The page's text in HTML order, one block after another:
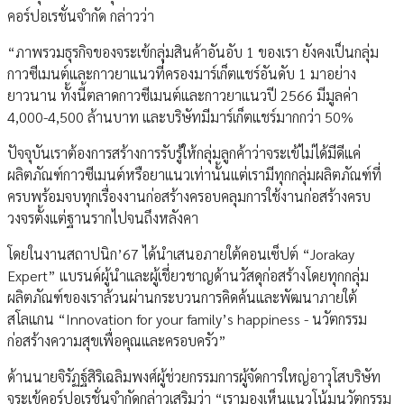
คอร์ปอเรชั่นจำกัด กล่าวว่า
“ภาพรวมธุรกิจของจระเข้กลุ่มสินค้าอันอับ 1 ของเรา ยังคงเป็นกลุ่ม
กาวซีเมนต์และกาวยาแนวที่ครองมาร์เก็ตแชร์อันดับ 1 มาอย่าง
ยาวนาน ทั้งนี้ตลาดกาวซีเมนต์และกาวยาแนวปี 2566 มีมูลค่า
4,000-4,500 ล้านบาท และบริษัทมีมาร์เก็ตแชร์มากกว่า 50%
ปัจจุบันเราต้องการสร้างการรับรู้ให้กลุ่มลูกค้าว่าจระเข้ไม่ได้มีดีแค่
ผลิตภัณฑ์กาวซีเมนต์หรือยาแนวเท่านั้นแต่เรามีทุกกลุ่มผลิตภัณฑ์ที่
ครบพร้อมจบทุกเรื่องงานก่อสร้างครอบคลุมการใช้งานก่อสร้างครบ
วงจรตั้งแต่ฐานรากไปจนถึงหลังคา
โดยในงานสถาปนิก’67 ได้นำเสนอภายใต้คอนเซ็ปต์ “Jorakay
Expert” แบรนด์ผู้นำและผู้เชี่ยวชาญด้านวัสดุก่อสร้างโดยทุกกลุ่ม
ผลิตภัณฑ์ของเราล้วนผ่านกระบวนการคิดค้นและพัฒนาภายใต้
สโลแกน “Innovation for your family’s happiness - นวัตกรรม
ก่อสร้างความสุขเพื่อคุณและครอบครัว”
ด้านนายจิรัฏฐ์สิริเฉลิมพงศ์ผู้ช่วยกรรมการผู้จัดการใหญ่อาวุโสบริษัท
จระเข้คอร์ปอเรชั่นจำกัดกล่าวเสริมว่า “เรามองเห็นแนวโน้มนวัตกรรม